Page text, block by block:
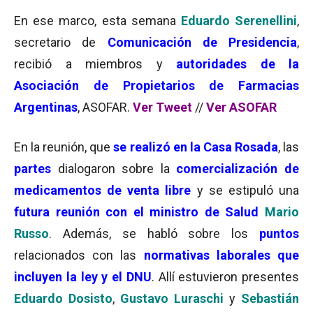
En ese marco, esta semana Eduardo Serenellini,
secretario de Comunicación de Presidencia,
recibió a miembros yautoridades de la
Asociación de Propietarios de Farmacias
Argentinas, ASOFAR. Ver Tweet //Ver ASOFAR
En la reunión, que se realizó en la Casa Rosada, las
partes dialogaron sobre la comercialización de
medicamentos de venta libre y se estipuló una
futura reunión con el ministro de Salud
Mario
Russo. Además, se habló sobre los puntos
relacionados con las normativas laborales que
incluyen la ley y el DNU. Allí estuvieron presentes
Eduardo Dosisto, Gustavo Luraschi y Sebastián